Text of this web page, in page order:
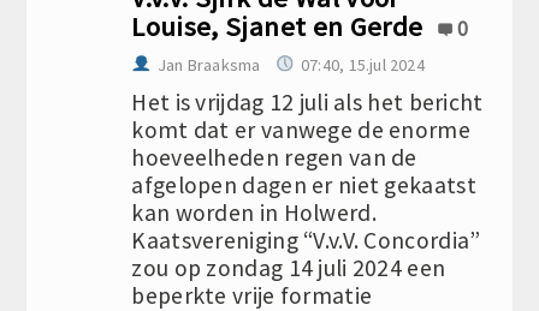
Louise, Sjanet en Gerde
0
Jan Braaksma 07:40, 15.jul 2024
Het is vrijdag 12 juli als het bericht
komt dat er vanwege de enorme
hoeveelheden regen van de
afgelopen dagen er niet gekaatst
kan worden in Holwerd.
Kaatsvereniging “V.v.V. Concordia”
zou op zondag 14 juli 2024 een
beperkte vrije formatie